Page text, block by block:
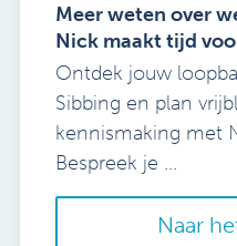
Meer weten over
Nick maakt tijd
Ontdek jouw
Sibbing en plan
kennismaking met
Bespreek je ...
Naar